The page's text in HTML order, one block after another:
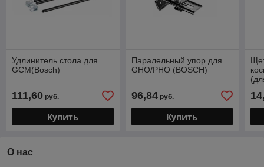
Удлинитель стола для
GCM(Bosch)
111,60 руб.
Купить
Паралельный упор для
GHO/PHO (BOSCH)
96,84руб.
Купить
О нас